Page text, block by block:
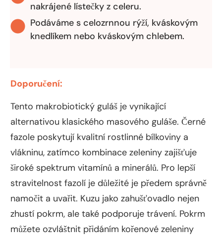
nakrájené lístečky z celeru.
Podáváme s celozrnnou rýží, kváskovým
knedlíkem nebo kváskovým chlebem.
Doporučení:
Tento makrobiotický guláš je vynikající
alternativou klasického masového guláše. Černé
fazole poskytují kvalitní rostlinné bílkoviny a
vlákninu, zatímco kombinace zeleniny zajišťuje
široké spektrum vitamínů a minerálů. Pro lepší
stravitelnost fazolí je důležité je předem správně
namočit a uvařit. Kuzu jako zahušťovadlo nejen
zhustí pokrm, ale také podporuje trávení. Pokrm
můžete ozvláštnit přidáním kořenové zeleniny